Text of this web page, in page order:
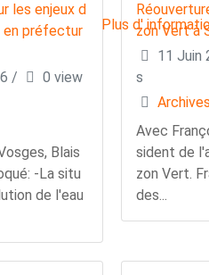
les enjeux d
en préfectur
/
0 view
Blais
-La situ
de l'eau
zon Vert à
11 Juin
s
Archives
Avec
sident de
zon Vert.
des...
Plus d'